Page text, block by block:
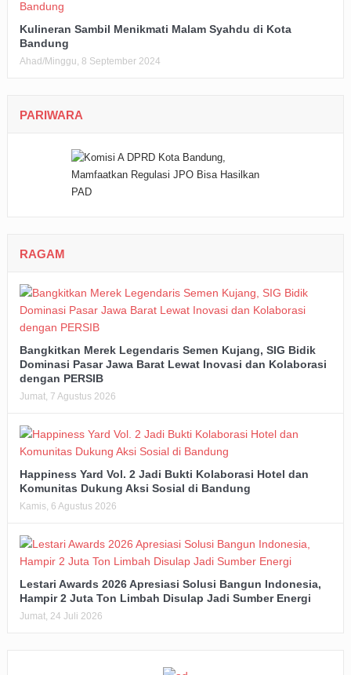
Kulineran Sambil Menikmati Malam Syahdu di Kota
Bandung
Ahad/Minggu, 8 September 2024
PARIWARA
RAGAM
Bangkitkan Merek Legendaris Semen Kujang, SIG Bidik
Dominasi Pasar Jawa Barat Lewat Inovasi dan Kolaborasi
dengan PERSIB
Jumat, 7 Agustus 2026
Happiness Yard Vol. 2 Jadi Bukti Kolaborasi Hotel dan
Komunitas Dukung Aksi Sosial di Bandung
Kamis, 6 Agustus 2026
Lestari Awards 2026 Apresiasi Solusi Bangun Indonesia,
Hampir 2 Juta Ton Limbah Disulap Jadi Sumber Energi
Jumat, 24 Juli 2026